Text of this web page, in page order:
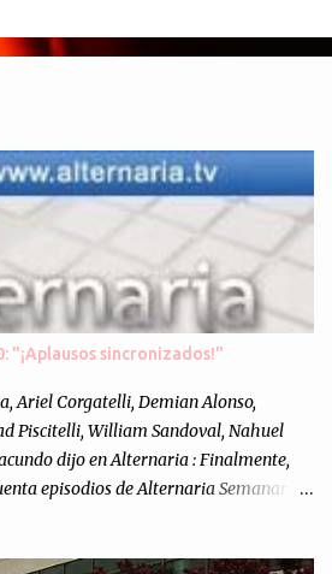
"¡Aplausos sincronizados!"
Ariel Corgatelli, Demian Alonso,
Piscitelli, William Sandoval, Nahuel
dijo en Alternaria : Finalmente,
episodios de Alternaria Semanario.